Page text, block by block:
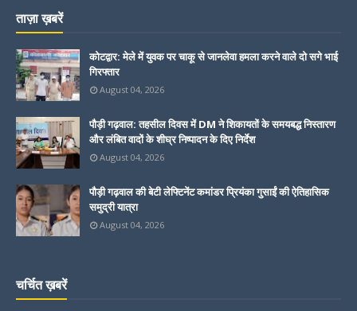
ताज़ा ख़बरें
कोटद्वार: मेले में युवक पर चाकू से जानलेवा हमला करने वाले दो सगे भाई
गिरफ्तार
August 04, 2026
पौड़ी गढ़वाल: तहसील दिवस में DM ने शिकायतों के समयबद्ध निस्तारण
और लंबित वादों के शीघ्र निष्पादन के दिए निर्देश
August 04, 2026
पौड़ी गढ़वाल की बेटी लेफ्टिनेंट कमांडर प्रियंका गुसाईं की ऐतिहासिक
समुद्री यात्रा
August 04, 2026
चर्चित ख़बरें